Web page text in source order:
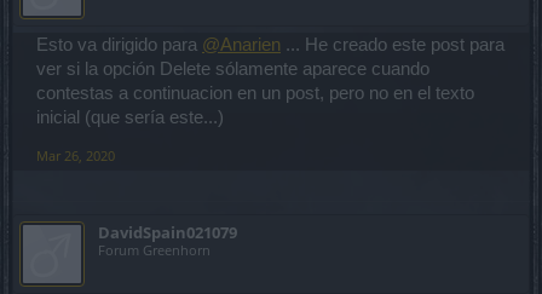
Esto va dirigido para @Anarien ... He creado este post para
ver si la opción Delete sólamente aparece cuando
contestas a continuacion en un post, pero no en el texto
inicial (que sería este...)
Mar 26, 2020
DavidSpain021079
Forum Greenhorn